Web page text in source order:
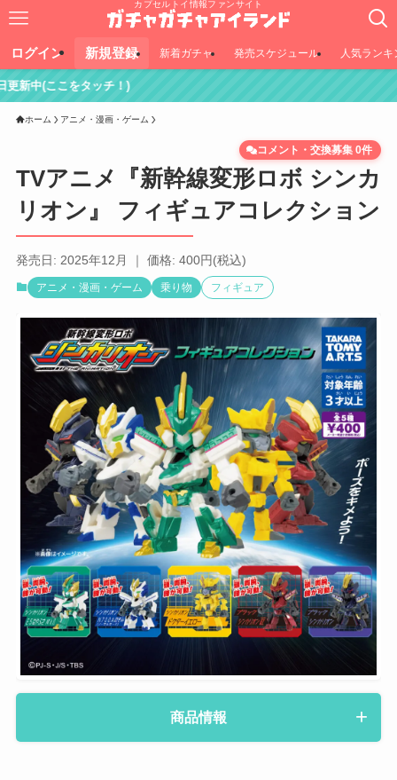
カプセルトイ情報ファンサイト
ログイン 新規登録 新着ガチャ 発売スケジュール 人気ランキ
！)
ホーム アニメ・漫画・ゲーム
TVアニメ『新幹線変形ロボ シンカ
リオン』 フィギュアコレクション
コメント・交換募集 0件
発売日: 2025年12月 ｜ 価格: 400円(税込)
アニメ・漫画・ゲーム 乗り物 フィギュア
商品情報